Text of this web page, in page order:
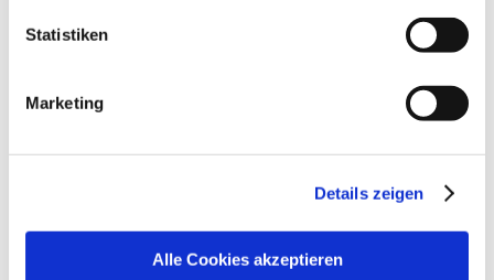
Statistiken
Marketing
Details zeigen
Alle Cookies akzeptieren